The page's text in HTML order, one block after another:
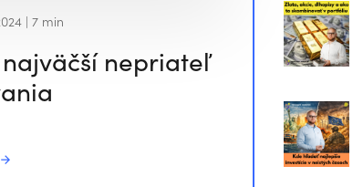
| 7 min
nepriateľ